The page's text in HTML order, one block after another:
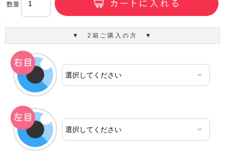
数量
▼ 2箱ご購入の方 ▼